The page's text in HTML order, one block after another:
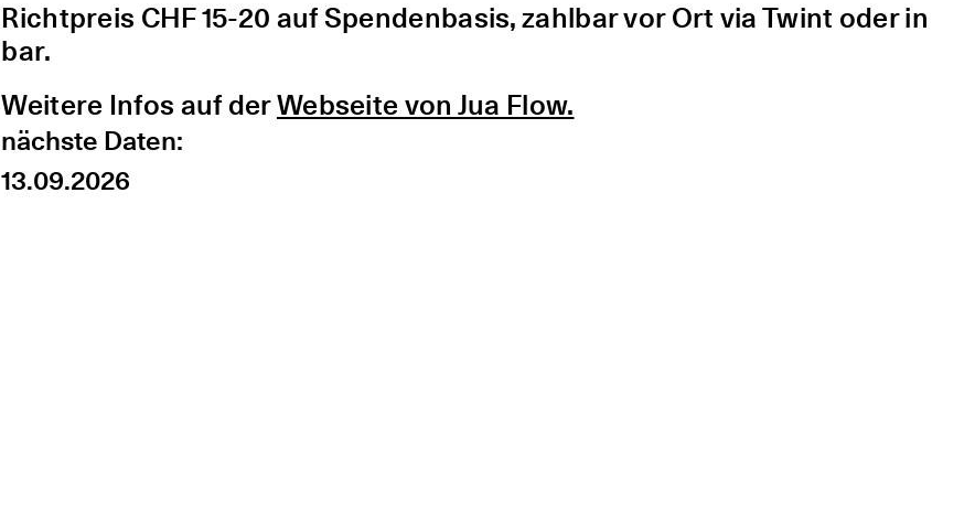
Richtpreis CHF 15-20 auf Spendenbasis, zahlbar vor Ort via Twint oder in
bar.
Weitere Infos auf derWebseite von Jua Flow.
nächste Daten:
13.09.2026